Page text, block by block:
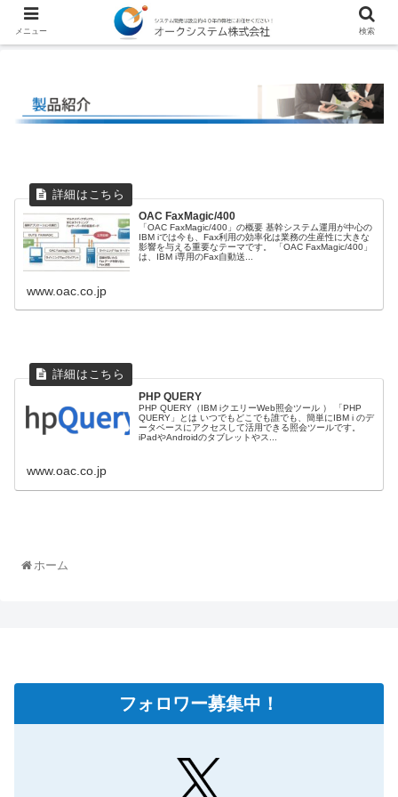
OAC FaxMagic/400
「OAC FaxMagic/400」の概要 基幹システム運用が中心の
IBM iでは今も、Fax利用の効率化は業務の生産性に大きな
影響を与える重要なテーマです。 「OAC FaxMagic/400」
は、IBM i専用のFax自動送...
www.oac.co.jp
PHP QUERY
PHP QUERY（IBM iクエリーWeb照会ツール ） 「PHP
QUERY」とは いつでもどこでも誰でも、簡単にIBM i のデ
ータベースにアクセスして活用できる照会ツールです。
iPadやAndroidのタブレットやス...
www.oac.co.jp
ホーム
フォロワー募集中！
メニュー 検索